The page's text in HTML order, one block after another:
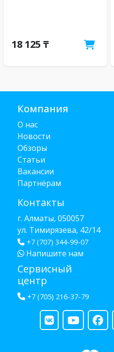
18 125 ₸
Компания
О нас
Новости
Обзоры
Статьи
Вакансии
Партнёрам
Контакты
г. Алматы, 050057
ул. Тимирязева, 42/14
+7 (707) 344-99-07
Напишите нам
Сервисный
центр
+7 (705) 216-37-79